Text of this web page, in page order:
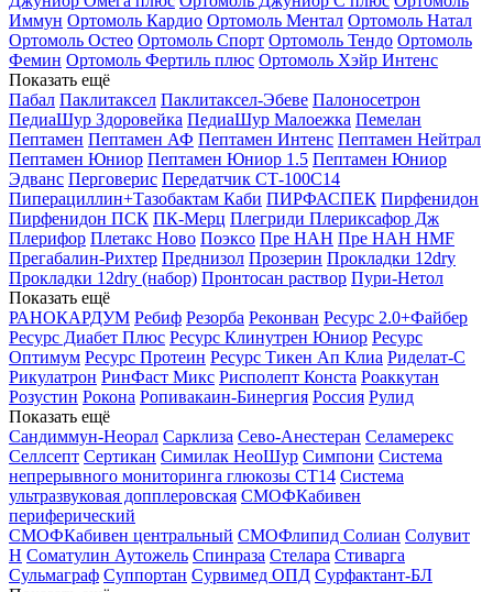
Иммун Ортомоль Кардио Ортомоль Ментал Ортомоль Натал
Ортомоль Остео Ортомоль Спорт Ортомоль Тендо Ортомоль
Фемин Ортомоль Фертиль плюс Ортомоль Хэйр Интенс
Показать ещё
Пабал Паклитаксел Паклитаксел-Эбеве Палоносетрон
ПедиаШур Здоровейка ПедиаШур Малоежка Пемелан
Пептамен Пептамен АФ Пептамен Интенс Пептамен Нейтрал
Пептамен Юниор Пептамен Юниор 1.5 Пептамен Юниор
Эдванс Перговерис Передатчик СТ-100С14
Пиперациллин+Тазобактам Каби ПИРФАСПЕК Пирфенидон
Пирфенидон ПСК ПК-Мерц Плегриди Плериксафор Дж
Плерифор Плетакс Ново Поэксо Пре НАН Пре НАН HMF
Прегабалин-Рихтер Преднизол Прозерин Прокладки 12dry
Прокладки 12dry (набор) Пронтосан раствор Пури-Нетол
Показать ещё
РАНОКАРДУМ Ребиф Резорба Реконван Ресурс 2.0+Файбер
Ресурс Диабет Плюс Ресурс Клинутрен Юниор Ресурс
Оптимум Ресурс Протеин Ресурс Тикен Ап Клиа Риделат-С
Рикулатрон РинФаст Микс Рисполепт Конста Роаккутан
Розустин Рокона Ропивакаин-Бинергия Россия Рулид
Показать ещё
Сандиммун-Неорал Сарклиза Сево-Анестеран Селамерекс
Селлсепт Сертикан Симилак НеоШур Симпони Система
непрерывного мониторинга глюкозы СТ14 Система
ультразвуковая допплеровская СМОФКабивен
периферический
СМОФКабивен центральный СМОФлипид Солиан Солувит
Н Соматулин Аутожель Спинраза Стелара Стиварга
Сульмаграф Суппортан Сурвимед ОПД Сурфактант-БЛ